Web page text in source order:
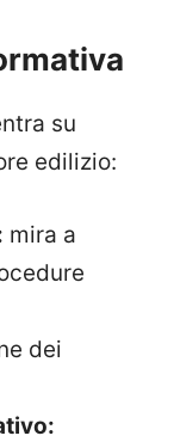
su
edilizio:
mira a
dei